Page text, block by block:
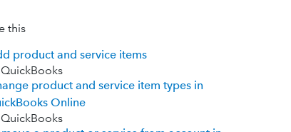
this
product and service items
product and service item types in
Online